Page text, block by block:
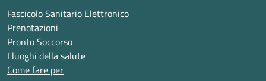
Fascicolo Sanitario Elettronico
Prenotazioni
Pronto Soccorso
I luoghi della salute
Come fare per